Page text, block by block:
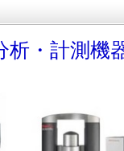
析・計測機